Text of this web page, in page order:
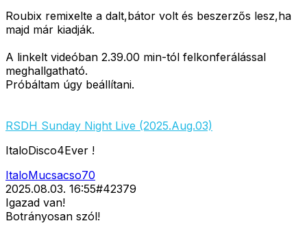
Roubix remixelte a dalt,bátor volt és beszerzős lesz,ha
majd már kiadják.
A linkelt videóban 2.39.00 min-tól felkonferálással
meghallgatható.
Próbáltam úgy beállítani.
RSDH Sunday Night Live (2025.Aug.03)
ItaloDisco4Ever !
ItaloMucsacso70
2025.08.03. 16:55#42379
Igazad van!
Botrányosan szól!